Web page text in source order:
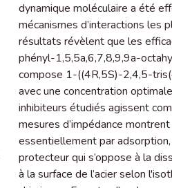
dynamique moléculaire a été
mécanismes d’interactions les
résultats révèlent que les
phényl-1,5,5a,6,7,8,9,9a-
compose 1-((4R,5S)-2,4,5-
avec une concentration
inhibiteurs étudiés agissent
mesures d’impédance
essentiellement par
protecteur qui s’oppose à la
à la surface de l’acier selon